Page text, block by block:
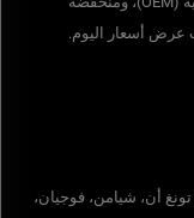
عرض أسعار اليوم.
منطقة تونغ أن، شيامن، فوجيان،